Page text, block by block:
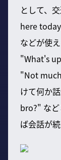
として、
here
などが使え
"What's
"Not
けて何か
bro?" な
ば会話が続